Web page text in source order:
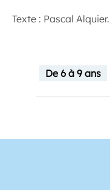
Texte : Pascal
De 6 à 9 ans